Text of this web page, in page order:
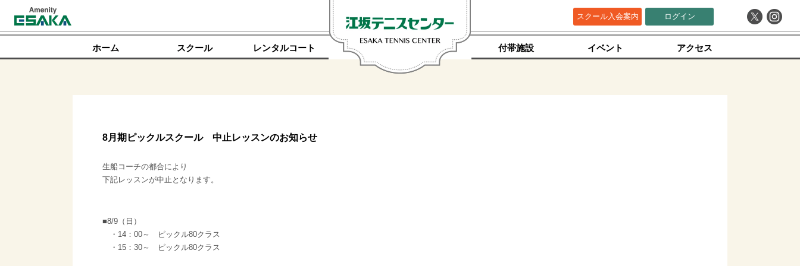
スクール入会案内 ログイン
ホーム スクール レンタルコート 付帯施設 イベント アクセス
8月期ピックルスクール 中止レッスンのお知らせ
生船コーチの都合により
下記レッスンが中止となります。
■8/9（日）
・14：00～ ピックル80クラス
・15：30～ ピックル80クラス